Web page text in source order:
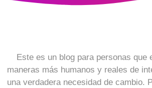
Este es un blog para personas que
maneras más humanos y reales de
una verdadera necesidad de cambio.